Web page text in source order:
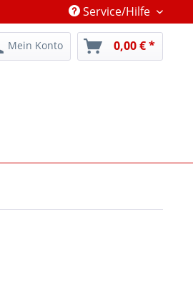
Service/Hilfe
Mein Konto 0,00 € *